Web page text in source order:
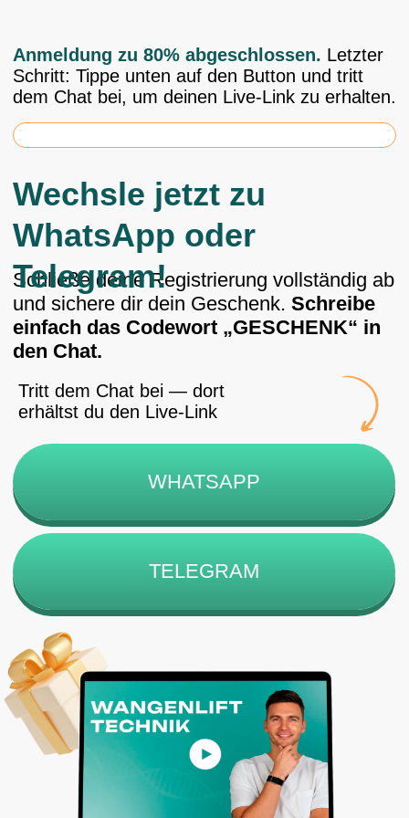
Schließe deine Registrierung vollständig ab
und sichere dir dein Geschenk.
einfach das Codewort „GESCHENK“ in
den Chat.
Schritt: Tippe unten auf den Button und tritt
dem Chat bei, um deinen Live-Link zu erhalten.
Tritt dem Chat bei — dort
erhältst du den Live-Link
Wechsle jetzt zu
Telegram!
TELEGRAM
80%